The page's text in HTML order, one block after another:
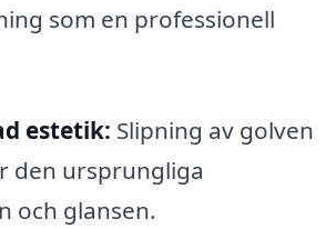
som en professionell
estetik: Slipning av golven
den ursprungliga
och glansen.